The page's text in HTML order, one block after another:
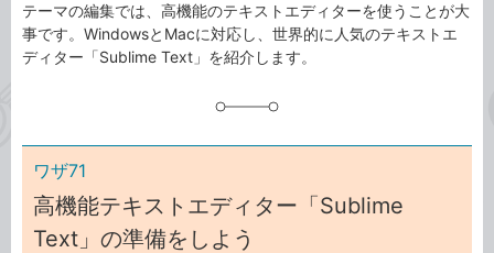
テーマの編集では、高機能のテキストエディターを使うことが大
事です。WindowsとMacに対応し、世界的に人気のテキストエ
ディター「Sublime Text」を紹介します。
ワザ71
高機能テキストエディター「Sublime
Text」の準備をしよう